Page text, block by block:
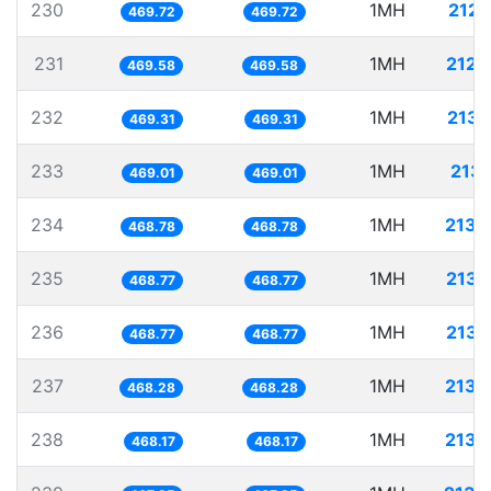
230 469.72 469.72 1MH
231 469.58 469.58 1MH
232 469.31 469.31 1MH
233 469.01 469.01 1MH
234 468.78 468.78 1MH
235 468.77 468.77 1MH
236 468.77 468.77 1MH
237 468.28 468.28 1MH
238 468.17 468.17 1MH